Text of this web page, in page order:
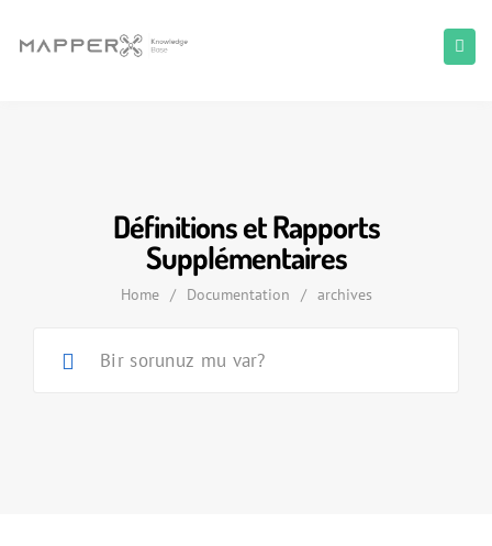
Définitions et Rapports
Supplémentaires
Home / Documentation / archives